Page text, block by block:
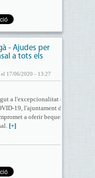
- Ajudes per
a tots els
el 17/06/2020 - 13:27
a l'excepcionalitat de la
19, l'ajuntament de Sant
a oferir beques perquè no
[+]